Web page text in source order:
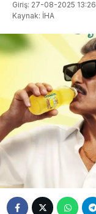
Giriş: 27-08-2025 13:26
Kaynak: İHA